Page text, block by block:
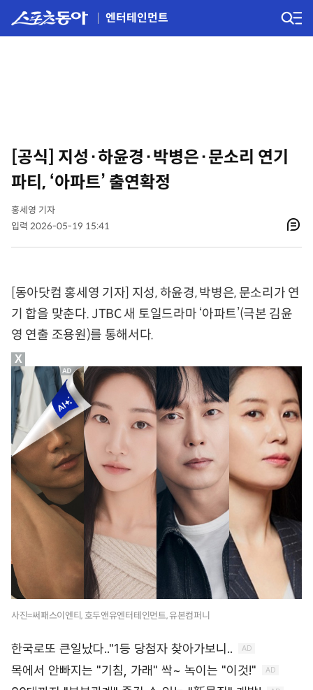
엔터테인먼트
[공식] 지성·하윤경·박병은·문소리 연기
파티, ‘아파트’ 출연확정
홍세영 기자
입력 2026-05-19 15:41
[동아닷컴 홍세영 기자] 지성, 하윤경, 박병은, 문소리가 연
기 합을 맞춘다. JTBC 새 토일드라마 ‘아파트’(극본 김윤
영 연출 조용원)를 통해서다.
사진=써패스이엔티, 호두앤유엔터테인먼트, 유본컴퍼니
X